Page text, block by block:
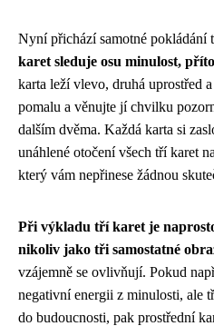
Nyní přichází samotné pokládání
karet sleduje osu minulost,
karta leží vlevo, druhá uprostřed
pomalu a věnujte jí chvilku
dalším dvěma. Každá karta si
unáhlené otočení všech tří karet
který vám nepřinese žádnou
Při výkladu tří karet je
nikoliv jako tři samostatné
vzájemně se ovlivňují. Pokud
negativní energii z minulosti, ale
do budoucnosti, pak prostřední